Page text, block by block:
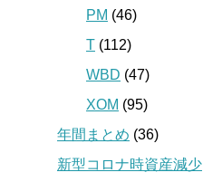
PM (46)
T (112)
WBD (47)
XOM (95)
年間まとめ (36)
新型コロナ時資産減少